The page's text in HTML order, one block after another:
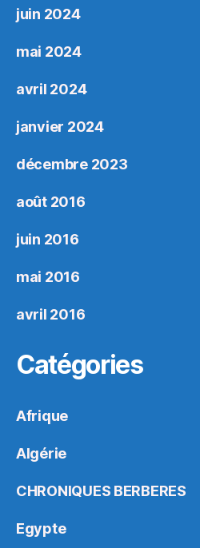
juin 2024
mai 2024
avril 2024
janvier 2024
décembre 2023
août 2016
juin 2016
mai 2016
avril 2016
Catégories
Afrique
Algérie
CHRONIQUES BERBERES
Egypte